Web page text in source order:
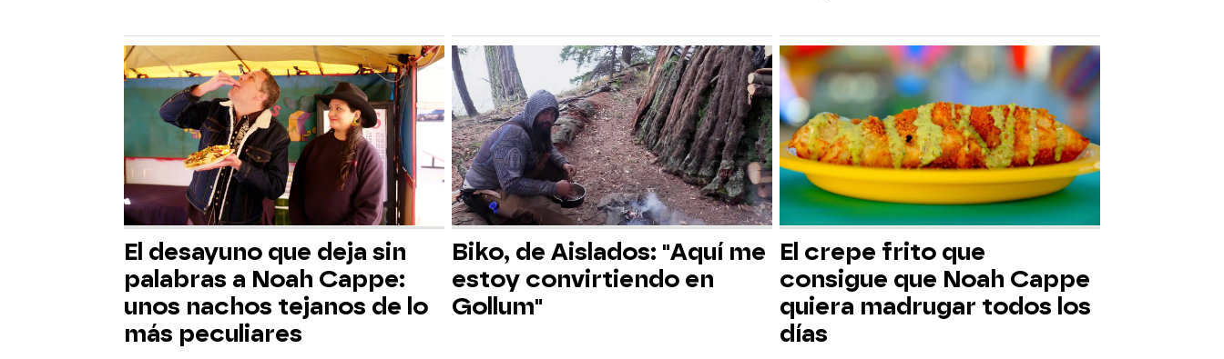
El desayuno que deja sin
palabras a Noah Cappe:
unos nachos tejanos de lo
más peculiares
Biko, de Aislados: "Aquí me
estoy convirtiendo en
Gollum"
El crepe frito que
consigue que Noah Cappe
quiera madrugar todos los
días